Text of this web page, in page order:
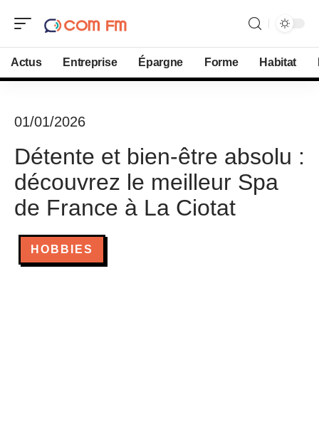
Actus Entreprise Épargne Forme Habitat
01/01/2026
Détente et bien-être absolu :
découvrez le meilleur Spa
de France à La Ciotat
HOBBIES